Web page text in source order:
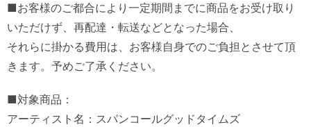
■お客様のご都合により一定期間までに商品をお受け取り
いただけず、再配達・転送などとなった場合、
それらに掛かる費用は、お客様自身でのご負担とさせて頂
きます。予めご了承ください。
■対象商品：
アーティスト名：スパンコールグッドタイムズ